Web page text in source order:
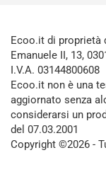
Ecoo.it di proprietà
Emanuele II, 13,
I.V.A. 03144800608
Ecoo.it non è una
aggiornato senza
considerarsi un
del 07.03.2001
Copyright ©2026 -